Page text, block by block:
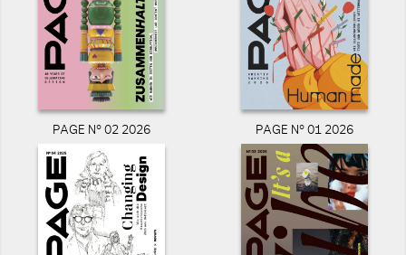
PAGE N° 02 2026 PAGE N° 01 2026